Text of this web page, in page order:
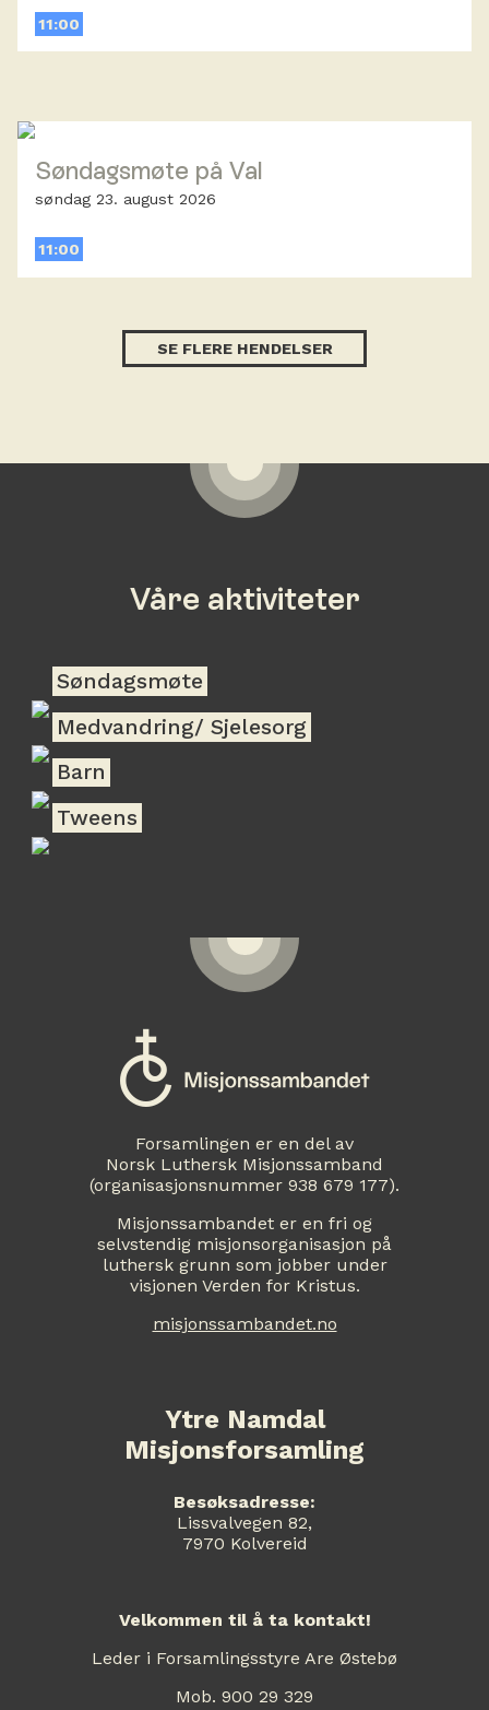
11:00
Søndagsmøte på Val
søndag 23. august 2026
11:00
SE FLERE HENDELSER
Våre aktiviteter
Søndagsmøte
Medvandring/ Sjelesorg
Barn
Tweens
Forsamlingen er en del av
Norsk Luthersk Misjonssamband
(organisasjonsnummer 938 679 177).
Misjonssambandet er en fri og
selvstendig misjonsorganisasjon på
luthersk grunn som jobber under
visjonen Verden for Kristus.
misjonssambandet.no
Ytre Namdal
Misjonsforsamling
Besøksadresse:
Lissvalvegen 82,
7970 Kolvereid
Velkommen til å ta kontakt!
Leder i Forsamlingsstyre Are Østebø
Mob. 900 29 329